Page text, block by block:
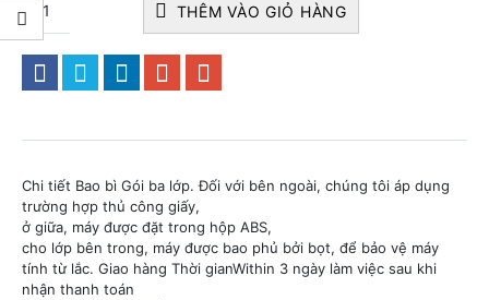
THÊM VÀO GIỎ HÀNG
Chi tiết Bao bì Gói ba lớp. Đối với bên ngoài, chúng tôi áp dụng
trường hợp thủ công giấy,
ở giữa, máy được đặt trong hộp ABS,
cho lớp bên trong, máy được bao phủ bởi bọt, để bảo vệ máy
tính từ lắc. Giao hàng Thời gianWithin 3 ngày làm việc sau khi
nhận thanh toán